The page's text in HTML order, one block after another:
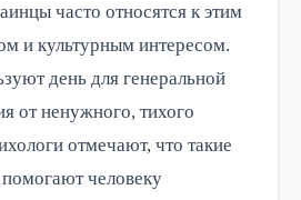
часто относятся к этим
и культурным интересом.
день для генеральной
от ненужного, тихого
отмечают, что такие
человеку